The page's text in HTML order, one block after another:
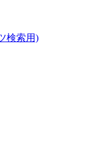
検索用)